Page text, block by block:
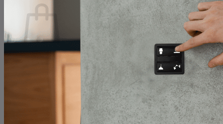
Ingen varer i kurven.
Tilbage til shoppen